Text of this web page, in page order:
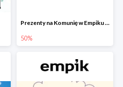
Prezenty na Komunię w Empiku do -50%
50%